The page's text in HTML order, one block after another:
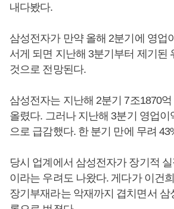
내다봤다.
삼성전자가 만약 올해 2분기에 영업
서게 되면 지난해 3분기부터 제기된
것으로 전망된다.
삼성전자는 지난해 2분기 7조1870
올렸다. 그러나 지난해 3분기 영업이
으로 급감했다. 한 분기 만에 무려
당시 업계에서 삼성전자가 장기적
이라는 우려도 나왔다. 게다가 이건
장기부재라는 악재까지 겹치면서 삼